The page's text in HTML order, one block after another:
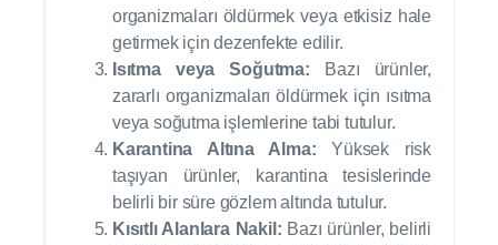
organizmaları öldürmek veya etkisiz hale
getirmek için dezenfekte edilir.
Isıtma veya Soğutma: Bazı ürünler,
zararlı organizmaları öldürmek için ısıtma
veya soğutma işlemlerine tabi tutulur.
Karantina Altına Alma: Yüksek risk
taşıyan ürünler, karantina tesislerinde
belirli bir süre gözlem altında tutulur.
Kısıtlı Alanlara Nakil: Bazı ürünler, belirli